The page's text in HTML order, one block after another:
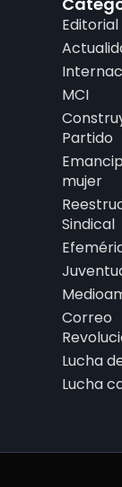
Editorial
MCI
Partido
mujer
Sindical
Correo
Lucha
Lucha